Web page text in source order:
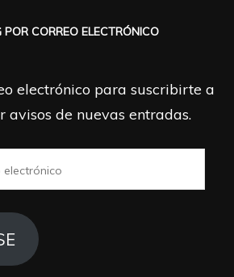
CORREO ELECTRÓNICO
electrónico para suscribirte a
avisos de nuevas entradas.